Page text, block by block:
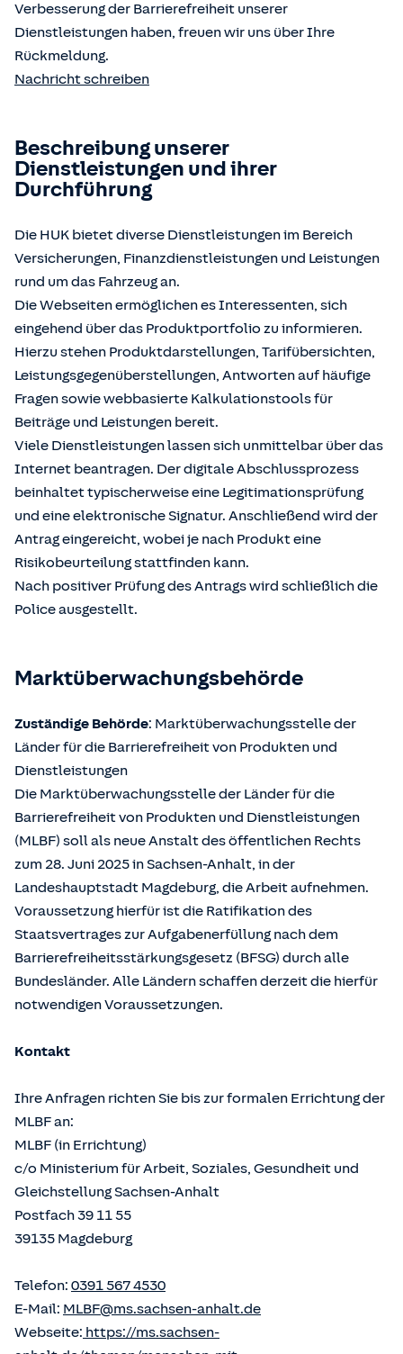
Verbesserung der Barrierefreiheit unserer
Dienstleistungen haben, freuen wir uns über Ihre
Rückmeldung.
Nachricht schreiben
Beschreibung unserer
Dienstleistungen und ihrer
Durchführung
Die HUK bietet diverse Dienstleistungen im Bereich
Versicherungen, Finanzdienstleistungen und Leistungen
rund um das Fahrzeug an.
Die Webseiten ermöglichen es Interessenten, sich
eingehend über das Produktportfolio zu informieren.
Hierzu stehen Produktdarstellungen, Tarifübersichten,
Leistungsgegenüberstellungen, Antworten auf häufige
Fragen sowie webbasierte Kalkulationstools für
Beiträge und Leistungen bereit.
Viele Dienstleistungen lassen sich unmittelbar über das
Internet beantragen. Der digitale Abschlussprozess
beinhaltet typischerweise eine Legitimationsprüfung
und eine elektronische Signatur. Anschließend wird der
Antrag eingereicht, wobei je nach Produkt eine
Risikobeurteilung stattfinden kann.
Nach positiver Prüfung des Antrags wird schließlich die
Police ausgestellt.
Marktüberwachungsbehörde
Zuständige Behörde: Marktüberwachungsstelle der
Länder für die Barrierefreiheit von Produkten und
Dienstleistungen
Die Marktüberwachungsstelle der Länder für die
Barrierefreiheit von Produkten und Dienstleistungen
(MLBF) soll als neue Anstalt des öffentlichen Rechts
zum 28. Juni 2025 in Sachsen-Anhalt, in der
Landeshauptstadt Magdeburg, die Arbeit aufnehmen.
Voraussetzung hierfür ist die Ratifikation des
Staatsvertrages zur Aufgabenerfüllung nach dem
Barrierefreiheitsstärkungsgesetz (BFSG) durch alle
Bundesländer. Alle Ländern schaffen derzeit die hierfür
notwendigen Voraussetzungen.
Kontakt
Ihre Anfragen richten Sie bis zur formalen Errichtung der
MLBF an:
MLBF (in Errichtung)
c/o Ministerium für Arbeit, Soziales, Gesundheit und
Gleichstellung Sachsen-Anhalt
Postfach 39 11 55
39135 Magdeburg
Telefon: 0391 567 4530
E-Mail: MLBF@ms.sachsen-anhalt.de
Webseite: https://ms.sachsen-